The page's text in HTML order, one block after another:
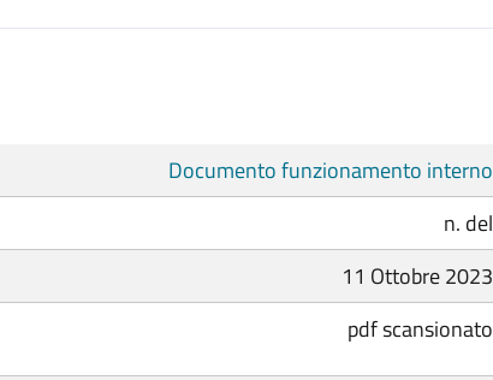
Documento funzionamento interno
n. del
11 Ottobre 2023
pdf scansionato